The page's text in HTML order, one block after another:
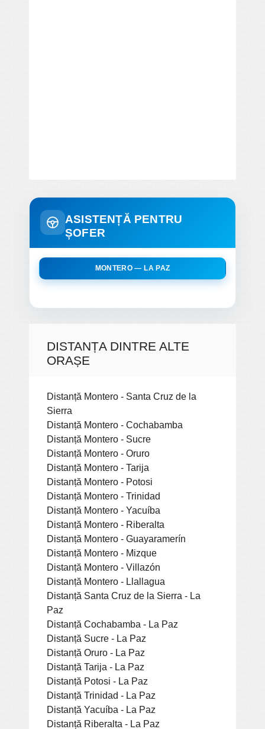
ASISTENȚĂ PENTRU
ȘOFER
MONTERO — LA PAZ
DISTANȚA DINTRE ALTE
ORAȘE
Distanță Montero - Santa Cruz de la
Sierra
Distanță Montero - Cochabamba
Distanță Montero - Sucre
Distanță Montero - Oruro
Distanță Montero - Tarija
Distanță Montero - Potosi
Distanță Montero - Trinidad
Distanță Montero - Yacuíba
Distanță Montero - Riberalta
Distanță Montero - Guayaramerín
Distanță Montero - Mizque
Distanță Montero - Villazón
Distanță Montero - Llallagua
Distanță Santa Cruz de la Sierra - La
Paz
Distanță Cochabamba - La Paz
Distanță Sucre - La Paz
Distanță Oruro - La Paz
Distanță Tarija - La Paz
Distanță Potosi - La Paz
Distanță Trinidad - La Paz
Distanță Yacuíba - La Paz
Distanță Riberalta - La Paz